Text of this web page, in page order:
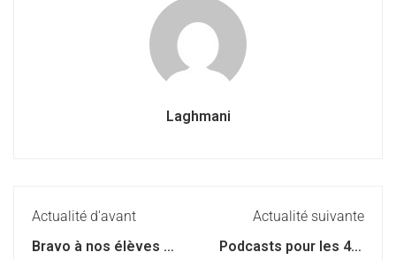
Laghmani
Actualité d'avant
Bravo à nos élèves de
Actualité suivante
Podcasts pour les 4-6